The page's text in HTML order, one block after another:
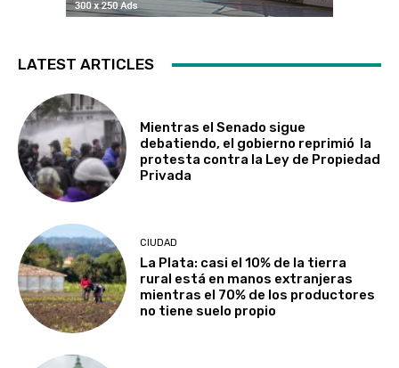
LATEST ARTICLES
Mientras el Senado sigue
debatiendo, el gobierno reprimió la
protesta contra la Ley de Propiedad
Privada
CIUDAD
La Plata: casi el 10% de la tierra
rural está en manos extranjeras
mientras el 70% de los productores
no tiene suelo propio